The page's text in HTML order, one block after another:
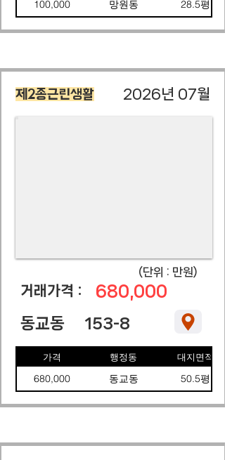
100,000 망원동 28.5평
제2종근린생활 2026년 07월
​(단위 : 만원)
​거래가격 : 680,000
동교동 153-8
가격 행정동 대지면적
680,000 동교동 50.5평